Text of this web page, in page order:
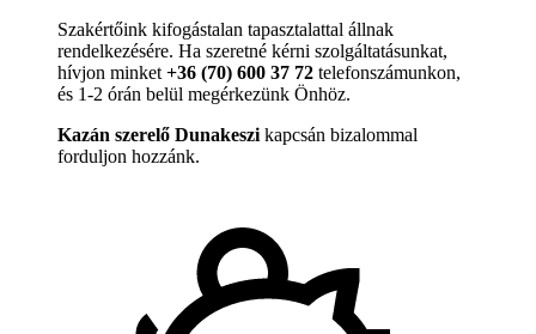
Szakértőink kifogástalan tapasztalattal állnak
rendelkezésére. Ha szeretné kérni szolgáltatásunkat,
hívjon minket +36 (70) 600 37 72 telefonszámunkon,
és 1-2 órán belül megérkezünk Önhöz.
Kazán szerelő Dunakeszi kapcsán bizalommal
forduljon hozzánk.